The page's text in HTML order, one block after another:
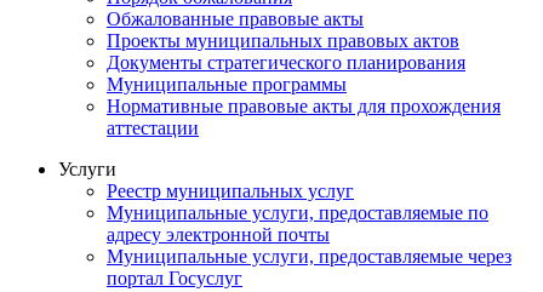
Обжалованные правовые акты
Проекты муниципальных правовых актов
Документы стратегического планирования
Муниципальные программы
Нормативные правовые акты для прохождения
аттестации
Услуги
Реестр муниципальных услуг
Муниципальные услуги, предоставляемые по
адресу электронной почты
Муниципальные услуги, предоставляемые через
портал Госуслуг